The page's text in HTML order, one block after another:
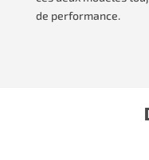
de performance.